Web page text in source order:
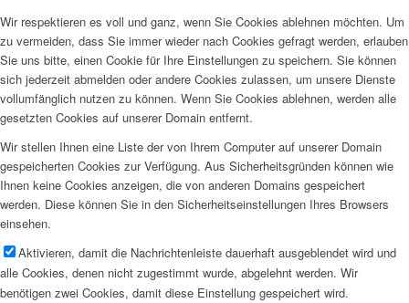
Wir respektieren es voll und ganz, wenn Sie Cookies ablehnen möchten. Um
zu vermeiden, dass Sie immer wieder nach Cookies gefragt werden, erlauben
Sie uns bitte, einen Cookie für Ihre Einstellungen zu speichern. Sie können
sich jederzeit abmelden oder andere Cookies zulassen, um unsere Dienste
vollumfänglich nutzen zu können. Wenn Sie Cookies ablehnen, werden alle
gesetzten Cookies auf unserer Domain entfernt.
Wir stellen Ihnen eine Liste der von Ihrem Computer auf unserer Domain
gespeicherten Cookies zur Verfügung. Aus Sicherheitsgründen können wie
Ihnen keine Cookies anzeigen, die von anderen Domains gespeichert
werden. Diese können Sie in den Sicherheitseinstellungen Ihres Browsers
einsehen.
Aktivieren, damit die Nachrichtenleiste dauerhaft ausgeblendet wird und
alle Cookies, denen nicht zugestimmt wurde, abgelehnt werden. Wir
benötigen zwei Cookies, damit diese Einstellung gespeichert wird.